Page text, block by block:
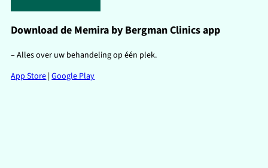
Download de Memira by Bergman Clinics app
– Alles over uw behandeling op één plek.
App Store |Google Play